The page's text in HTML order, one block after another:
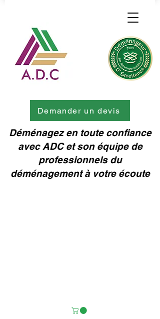
Déménagez en toute confiance
avec ADC et son équipe de
professionnels du
déménagement à votre écoute
Demander un devis